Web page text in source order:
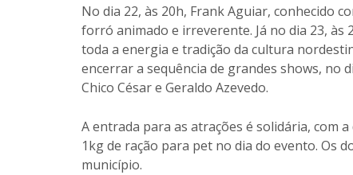
No dia 22, às 20h, Frank Aguiar, conhecido
forró animado e irreverente. Já no dia 23, às
toda a energia e tradição da cultura
encerrar a sequência de grandes shows, no
Chico César e Geraldo Azevedo.
A entrada para as atrações é solidária, com
1kg de ração para pet no dia do evento. Os
município.